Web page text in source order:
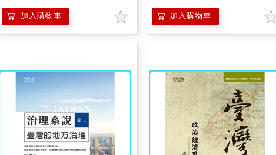
加入購物車 加入購物車